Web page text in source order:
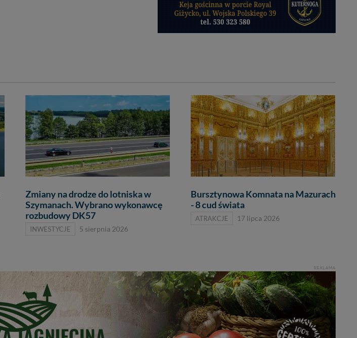
Zmiany na drodze do lotniska w
Szymanach. Wybrano wykonawcę
rozbudowy DK57
INWESTYCJE 5 sierpnia 2026
Bursztynowa Komnata na Mazurach
- 8 cud świata
ATRAKCJE 17 lipca 2026
REKLAMA